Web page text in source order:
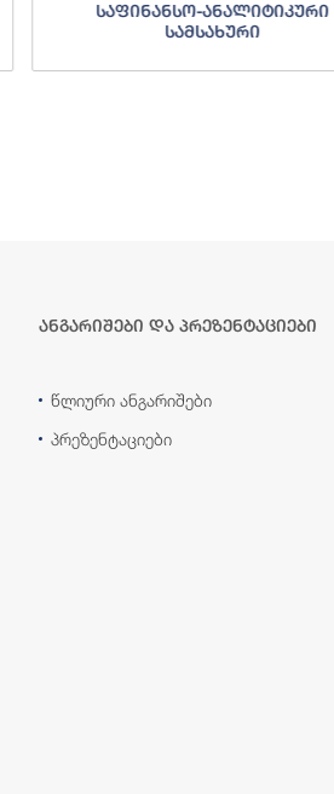
საგამოძიებო სამსახური
ანგარიშები და პრეზენტაციები
წლიური ანგარიშები
პრეზენტაციები